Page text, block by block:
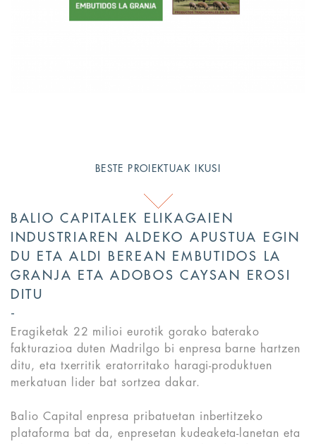
BESTE PROIEKTUAK IKUSI
BALIO CAPITALEK ELIKAGAIEN
INDUSTRIAREN ALDEKO APUSTUA EGIN
DU ETA ALDI BEREAN EMBUTIDOS LA
GRANJA ETA ADOBOS CAYSAN EROSI
DITU
Eragiketak 22 milioi eurotik gorako baterako
fakturazioa duten Madrilgo bi enpresa barne hartzen
ditu, eta txerritik eratorritako haragi-produktuen
merkatuan lider bat sortzea dakar.
Balio Capital enpresa pribatuetan inbertitzeko
plataforma bat da, enpresetan kudeaketa-lanetan eta